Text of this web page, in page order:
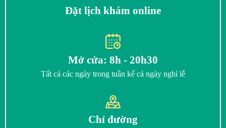
Đặt lịch khám online
Mở cửa: 8h - 20h30
Tất cả các ngày trong tuần kể cả ngày nghỉ lễ
Chỉ đường